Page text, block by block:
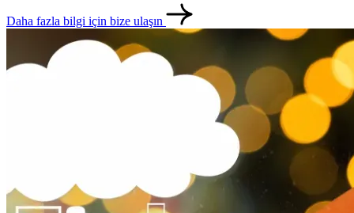
Daha fazla bilgi için bize ulaşın